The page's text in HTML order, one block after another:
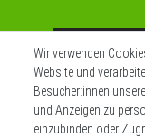
Wir verwenden
Website und
Besucher:innen
und Anzeigen zu
einzubinden oder